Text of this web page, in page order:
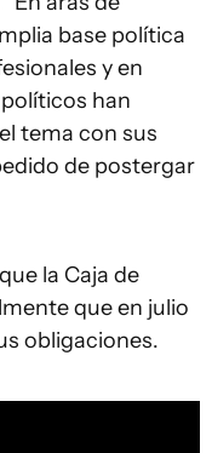
base política
y en
han
tema con sus
de postergar
la Caja de
que en julio
obligaciones.